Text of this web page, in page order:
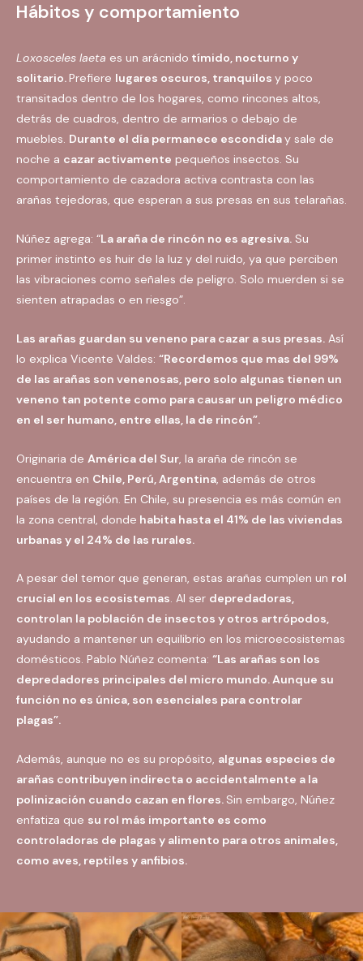
Hábitos y comportamiento
Loxosceles laeta es un arácnido tímido, nocturno y
solitario.Prefiere lugares oscuros, tranquilos y poco
transitados dentro de los hogares, como rincones altos,
detrás de cuadros, dentro de armarios o debajo de
muebles. Durante el día permanece escondiday sale de
noche a cazar activamente pequeños insectos. Su
comportamiento de cazadora activa contrasta con las
arañas tejedoras, que esperan a sus presas en sus telarañas.
Núñez agrega: “La araña de rincón no es agresiva. Su
primer instinto es huir de la luz y del ruido, ya que perciben
las vibraciones como señales de peligro. Solo muerden si se
sienten atrapadas o en riesgo”.
Las arañas guardan su veneno para cazar a sus presas. Así
lo explica Vicente Valdes: “Recordemos que mas del 99%
de las arañas son venenosas, pero solo algunas tienen un
veneno tan potente como para causar un peligro médico
en el ser humano, entre ellas, la de rincón”.
Originaria de América del Sur , la araña de rincón se
encuentra en Chile, Perú, Argentina , además de otros
países de la región. En Chile, su presencia es más común en
la zona central, donde habita hasta el 41% de las viviendas
urbanas y el 24% de las rurales.
A pesar del temor que generan, estas arañas cumplen un rol
crucial en los ecosistemas. Al ser depredadoras,
controlan la población de insectos y otros artrópodos,
ayudando a mantener un equilibrio en los microecosistemas
domésticos. Pablo Núñez comenta: “Las arañas son los
depredadores principales del micro mundo. Aunque su
función no es única, son esenciales para controlar
plagas”.
Además, aunque no es su propósito, algunas especies de
arañas contribuyen indirecta o accidentalmente a la
polinización cuando cazan en flores. Sin embargo, Núñez
enfatiza que su rol más importante es como
controladoras de plagas y alimento para otros animales,
como aves, reptiles y anfibios.